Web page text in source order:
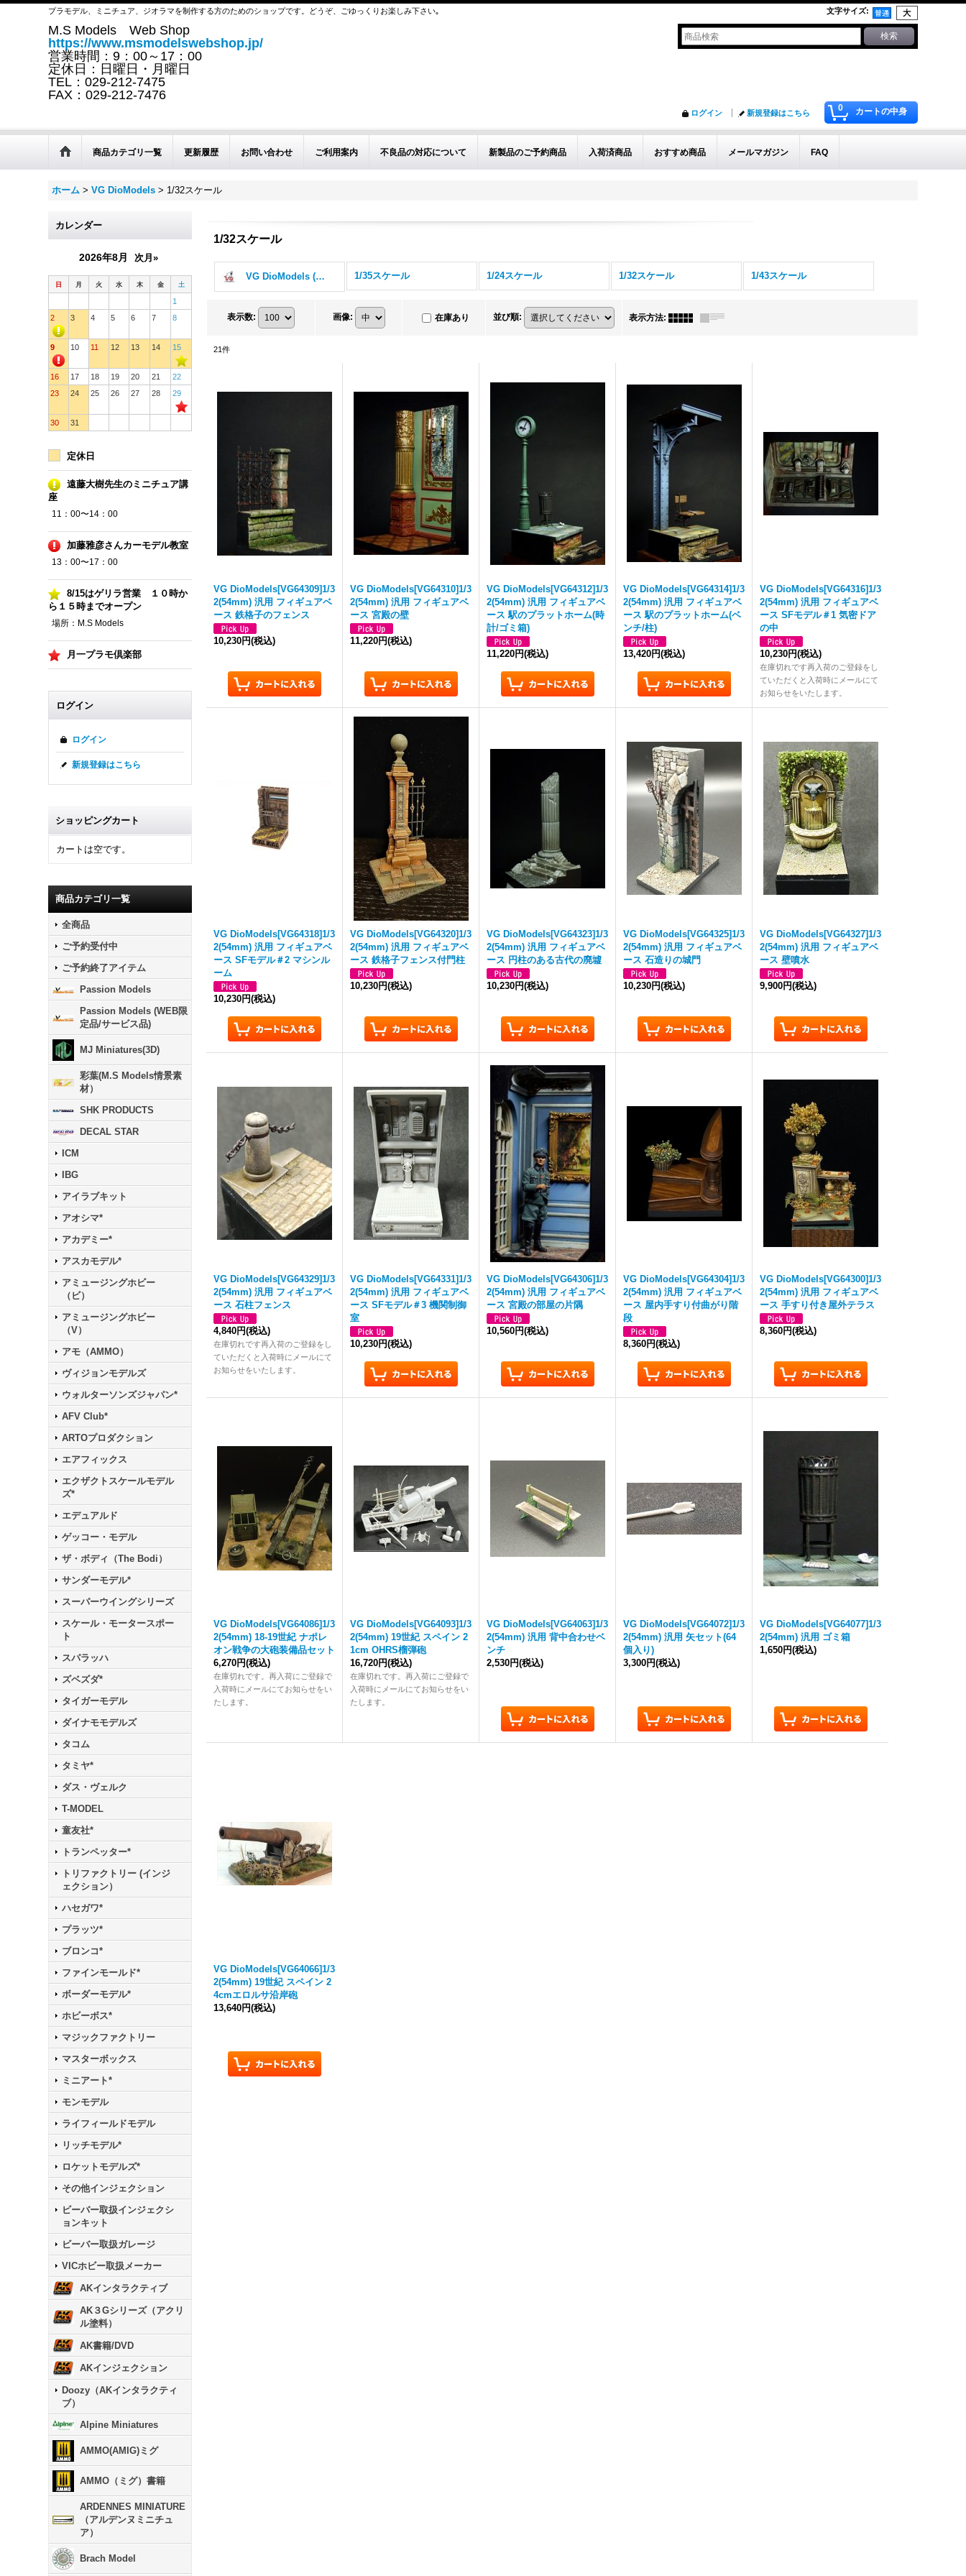
プラモデル、ミニチュア、ジオラマを制作する方のためのショップです。どうぞ、ごゆっくりお楽しみ下さい｡ 文字サイズ:
M.S Models Web Shop
https://www.msmodelswebshop.jp/
営業時間：9：00～17：00
定休日：日曜日・月曜日
TEL：029-212-7475
FAX：029-212-7476
0 カートの中身
ログイン 新規登録はこちら
商品カテゴリ一覧 更新履歴 お問い合わせ ご利用案内 不良品の対応について 新製品のご予約商品 入荷済商品 おすすめ商品 メールマガジン FAQ
ホーム > VG DioModels > 1/32スケール
カレンダー
2026年8月 次月»
日 月 火 水 木 金 土
1
2
3 4 5 6 7 8
9 10 11 12 13 14 15
16 17 18 19 20 21
22
23
24 25 26 27 28 29
30 31
定休日
遠藤大樹先生のミニチュア講
座
11：00〜14：00
加藤雅彦さんカーモデル教室
13：00〜17：00
8/15はゲリラ営業 １０時か
ら１５時までオープン
場所：M.S Models
月一プラモ倶楽部
ログイン
ログイン
新規登録はこちら
ショッピングカート
カートは空です。
商品カテゴリ一覧
全商品
ご予約受付中
ご予約終了アイテム
Passion Models
Passion Models (WEB限
定品/サービス品)
MJ Miniatures(3D)
彩葉(M.S Models情景素
材）
SHK PRODUCTS
DECAL STAR
ICM
IBG
アイラブキット
アオシマ*
アカデミー*
アスカモデル*
アミュージングホビー
（ビ）
アミュージングホビー
（V）
アモ（AMMO）
ヴィジョンモデルズ
ウォルターソンズジャパン*
AFV Club*
ARTOプロダクション
エアフィックス
エクザクトスケールモデル
ズ*
エデュアルド
ゲッコー・モデル
ザ・ボディ（The Bodi）
サンダーモデル*
スーパーウイングシリーズ
スケール・モータースポー
ト
スパラッハ
ズベズダ*
タイガーモデル
ダイナモモデルズ
タコム
タミヤ*
ダス・ヴェルク
T-MODEL
童友社*
トランペッター*
トリファクトリー (インジ
ェクション）
ハセガワ*
プラッツ*
ブロンコ*
ファインモールド*
ボーダーモデル*
ホビーボス*
マジックファクトリー
マスターボックス
ミニアート*
モンモデル
ライフィールドモデル
リッチモデル*
ロケットモデルズ*
その他インジェクション
ビーバー取扱インジェクシ
ョンキット
ビーバー取扱ガレージ
VICホビー取扱メーカー
AKインタラクティブ
AK３Gシリーズ（アクリ
ル塗料）
AK書籍/DVD
AKインジェクション
Doozy（AKインタラクティ
ブ）
Alpine Miniatures
AMMO(AMIG)ミグ
AMMO（ミグ）書籍
ARDENNES MINIATURE
（アルデンヌミニチュ
ア）
Brach Model
1/32スケール
VG DioModels (全商品) 1/35スケール 1/24スケール 1/32スケール 1/43スケール
表示数: 画像: 在庫あり 並び順: 表示方法:
21件
VG DioModels[VG64309]1/3
2(54mm) 汎用 フィギュアベ
ース 鉄格子のフェンス
10,230円(税込)
VG DioModels[VG64310]1/3
2(54mm) 汎用 フィギュアベ
ース 宮殿の壁
11,220円(税込)
VG DioModels[VG64312]1/3
2(54mm) 汎用 フィギュアベ
ース 駅のプラットホーム(時
計/ゴミ箱)
11,220円(税込)
VG DioModels[VG64314]1/3
2(54mm) 汎用 フィギュアベ
ース 駅のプラットホーム(ベ
ンチ/柱)
13,420円(税込)
VG DioModels[VG64316]1/3
2(54mm) 汎用 フィギュアベ
ース SFモデル＃1 気密ドア
の中
10,230円(税込)
在庫切れです再入荷のご登録をし
ていただくと入荷時にメールにて
お知らせをいたします。
VG DioModels[VG64318]1/3
2(54mm) 汎用 フィギュアベ
ース SFモデル＃2 マシンル
ーム
10,230円(税込)
VG DioModels[VG64320]1/3
2(54mm) 汎用 フィギュアベ
ース 鉄格子フェンス付門柱
10,230円(税込)
VG DioModels[VG64323]1/3
2(54mm) 汎用 フィギュアベ
ース 円柱のある古代の廃墟
10,230円(税込)
VG DioModels[VG64325]1/3
2(54mm) 汎用 フィギュアベ
ース 石造りの城門
10,230円(税込)
VG DioModels[VG64327]1/3
2(54mm) 汎用 フィギュアベ
ース 壁噴水
9,900円(税込)
VG DioModels[VG64329]1/3
2(54mm) 汎用 フィギュアベ
ース 石柱フェンス
4,840円(税込)
在庫切れです再入荷のご登録をし
ていただくと入荷時にメールにて
お知らせをいたします。
VG DioModels[VG64331]1/3
2(54mm) 汎用 フィギュアベ
ース SFモデル＃3 機関制御
室
10,230円(税込)
VG DioModels[VG64306]1/3
2(54mm) 汎用 フィギュアベ
ース 宮殿の部屋の片隅
10,560円(税込)
VG DioModels[VG64304]1/3
2(54mm) 汎用 フィギュアベ
ース 屋内手すり付曲がり階
段
8,360円(税込)
VG DioModels[VG64300]1/3
2(54mm) 汎用 フィギュアベ
ース 手すり付き屋外テラス
8,360円(税込)
VG DioModels[VG64086]1/3
2(54mm) 18-19世紀 ナポレ
オン戦争の大砲装備品セット
6,270円(税込)
在庫切れです。再入荷にご登録で
入荷時にメールにてお知らせをい
たします。
VG DioModels[VG64093]1/3
2(54mm) 19世紀 スペイン 2
1cm OHRS榴弾砲
16,720円(税込)
在庫切れです。再入荷にご登録で
入荷時にメールにてお知らせをい
たします。
VG DioModels[VG64063]1/3
2(54mm) 汎用 背中合わせベ
ンチ
2,530円(税込)
VG DioModels[VG64072]1/3
2(54mm) 汎用 矢セット(64
個入り)
3,300円(税込)
VG DioModels[VG64077]1/3
2(54mm) 汎用 ゴミ箱
1,650円(税込)
VG DioModels[VG64066]1/3
2(54mm) 19世紀 スペイン 2
4cmエロルサ沿岸砲
13,640円(税込)